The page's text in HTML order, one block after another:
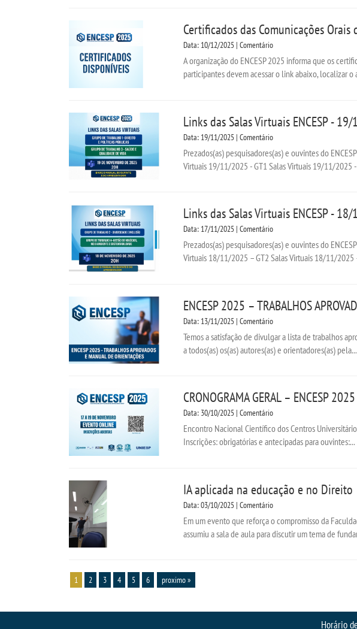
Certificados das Comunicações
Data: 10/12/2025 | Comentário
A organização do ENCESP 2025 informa que os
participantes devem acessar o link abaixo, localizar
Links das Salas Virtuais ENCESP -
Data: 19/11/2025 | Comentário
Prezados(as) pesquisadores(as) e ouvintes do
Virtuais 19/11/2025 - GT1 Salas Virtuais 19/11/2025 -
Links das Salas Virtuais ENCESP -
Data: 17/11/2025 | Comentário
Prezados(as) pesquisadores(as) e ouvintes do
Virtuais 18/11/2025 – GT2 Salas Virtuais 18/11/2025
ENCESP 2025 – TRABALHOS
Data: 13/11/2025 | Comentário
Temos a satisfação de divulgar a lista de trabalhos
a todos(as) os(as) autores(as) e orientadores(as) pela...
CRONOGRAMA GERAL – ENCESP 2025
Data: 30/10/2025 | Comentário
Encontro Nacional Científico dos Centros
Inscrições: obrigatórias e antecipadas para ouvintes:...
IA aplicada na educação e no Direito
Data: 03/10/2025 | Comentário
Em um evento que reforça o compromisso da
assumiu a sala de aula para discutir um tema de
1 2 3 4 5 6 proximo »
Horário